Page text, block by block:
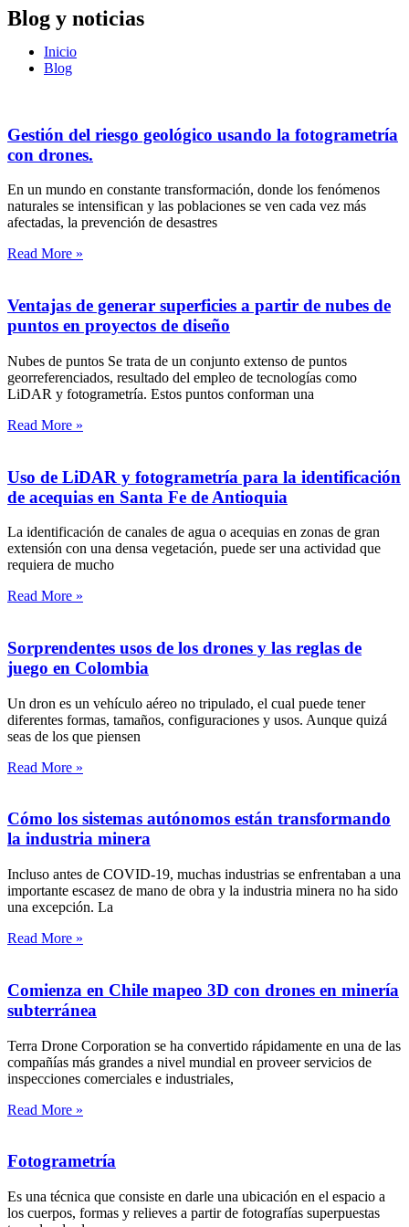
Blog y noticias
Inicio
Blog
Gestión del riesgo geológico usando la fotogrametría
con drones.
En un mundo en constante transformación, donde los fenómenos
naturales se intensifican y las poblaciones se ven cada vez más
afectadas, la prevención de desastres
Read More »
Ventajas de generar superficies a partir de nubes de
puntos en proyectos de diseño
Nubes de puntos Se trata de un conjunto extenso de puntos
georreferenciados, resultado del empleo de tecnologías como
LiDAR y fotogrametría. Estos puntos conforman una
Read More »
Uso de LiDAR y fotogrametría para la identificación
de acequias en Santa Fe de Antioquia
La identificación de canales de agua o acequias en zonas de gran
extensión con una densa vegetación, puede ser una actividad que
requiera de mucho
Read More »
Sorprendentes usos de los drones y las reglas de
juego en Colombia
Un dron es un vehículo aéreo no tripulado, el cual puede tener
diferentes formas, tamaños, configuraciones y usos. Aunque quizá
seas de los que piensen
Read More »
Cómo los sistemas autónomos están transformando
la industria minera
Incluso antes de COVID-19, muchas industrias se enfrentaban a una
importante escasez de mano de obra y la industria minera no ha sido
una excepción. La
Read More »
Comienza en Chile mapeo 3D con drones en minería
subterránea
Terra Drone Corporation se ha convertido rápidamente en una de las
compañías más grandes a nivel mundial en proveer servicios de
inspecciones comerciales e industriales,
Read More »
Fotogrametría
Es una técnica que consiste en darle una ubicación en el espacio a
los cuerpos, formas y relieves a partir de fotografías superpuestas